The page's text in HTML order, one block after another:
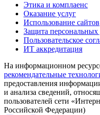
Этика и комплаенс
Оказание услуг
Использование сайтов
Защита
Пользовательское
ИТ аккредитация
На информационном
рекомендательные
предоставления
и анализа сведений,
пользователей сети
Российской Федерации)